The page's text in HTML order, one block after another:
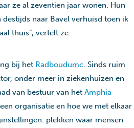
ze al zeventien jaar wonen. Hun
naar Bavel verhuisd toen ik
thuis”, vertelt ze.
bij het Radboudumc. Sinds ruim
onder meer in ziekenhuizen en
van bestuur van het Amphia
organisatie en hoe we met elkaar
plekken waar mensen